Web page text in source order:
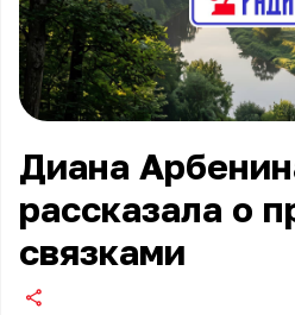
Диана
рассказала о
связками